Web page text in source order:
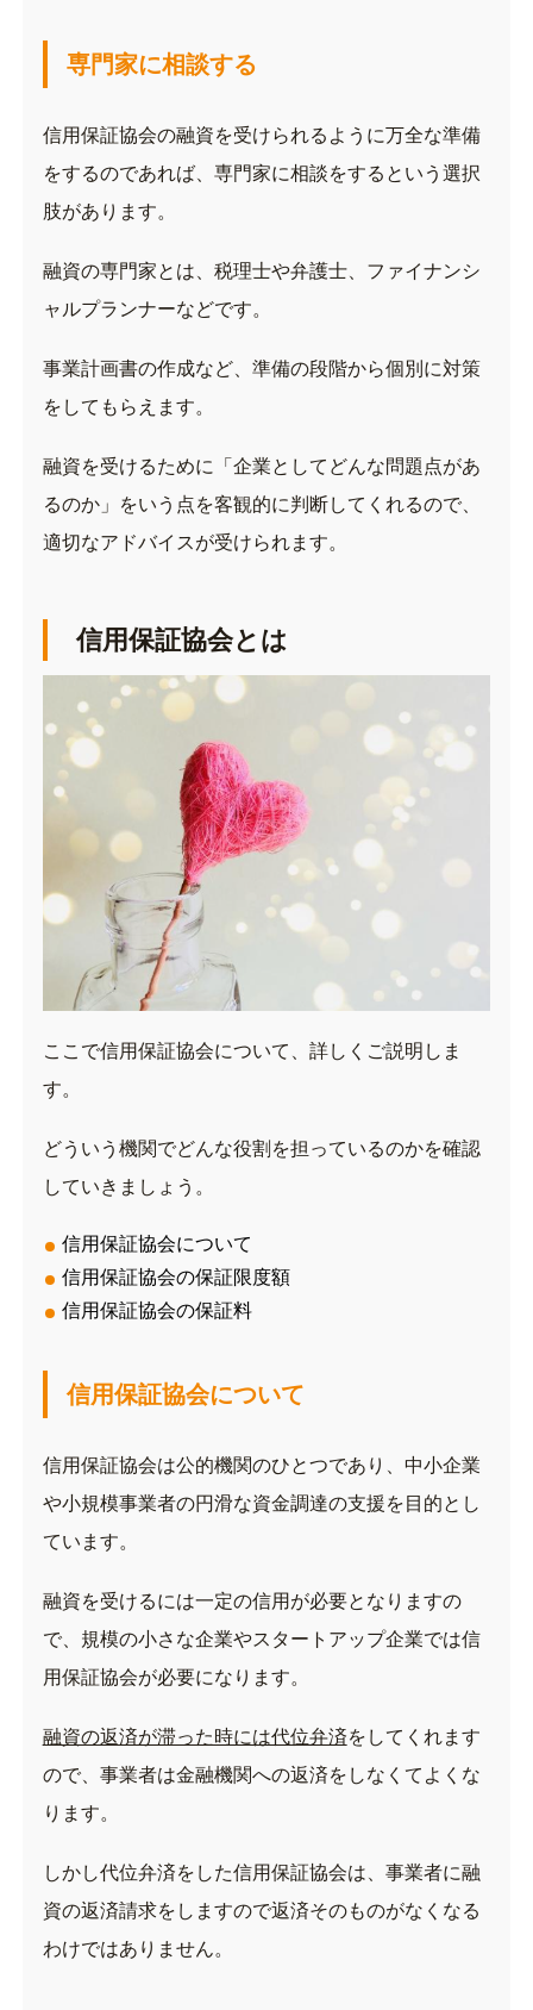
専門家に相談する
信用保証協会の融資を受けられるように万全な準備
をするのであれば、専門家に相談をするという選択
肢があります。
融資の専門家とは、税理士や弁護士、ファイナンシ
ャルプランナーなどです。
事業計画書の作成など、準備の段階から個別に対策
をしてもらえます。
融資を受けるために「企業としてどんな問題点があ
るのか」をいう点を客観的に判断してくれるので、
適切なアドバイスが受けられます。
信用保証協会とは
ここで信用保証協会について、詳しくご説明しま
す。
どういう機関でどんな役割を担っているのかを確認
していきましょう。
信用保証協会について
信用保証協会の保証限度額
信用保証協会の保証料
信用保証協会について
信用保証協会は公的機関のひとつであり、中小企業
や小規模事業者の円滑な資金調達の支援を目的とし
ています。
融資を受けるには一定の信用が必要となりますの
で、 規模の小さな企業やスタートアップ企業では信
用保証協会が必要になります。
融資の返済が滞った時には代位弁済をしてくれます
ので、事業者は金融機関への返済をしなくてよくな
ります。
しかし代位弁済をした信用保証協会は、事業者に融
資の返済請求をしますので返済そのものがなくなる
わけではありません。